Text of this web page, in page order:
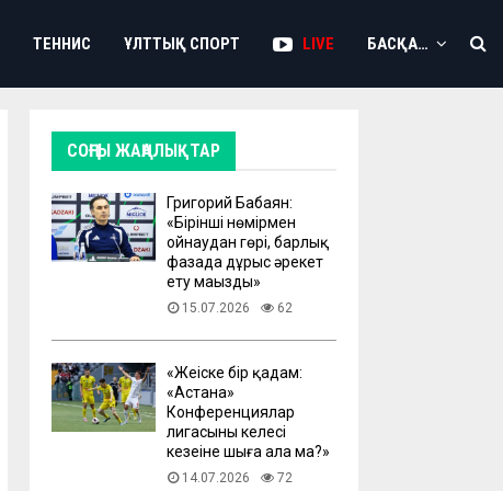
ТЕННИС ҰЛТТЫҚ СПОРТ LIVE БАСҚА…
СОҢҒЫ ЖАҢАЛЫҚТАР
Григорий Бабаян:
«Бірінші нөмірмен
ойнаудан гөрі, барлық
фазада дұрыс әрекет
ету маңызды»
15.07.2026 62
«Жеңіске бір қадам:
«Астана»
Конференциялар
лигасының келесі
кезеңіне шыға ала ма?»
14.07.2026 72